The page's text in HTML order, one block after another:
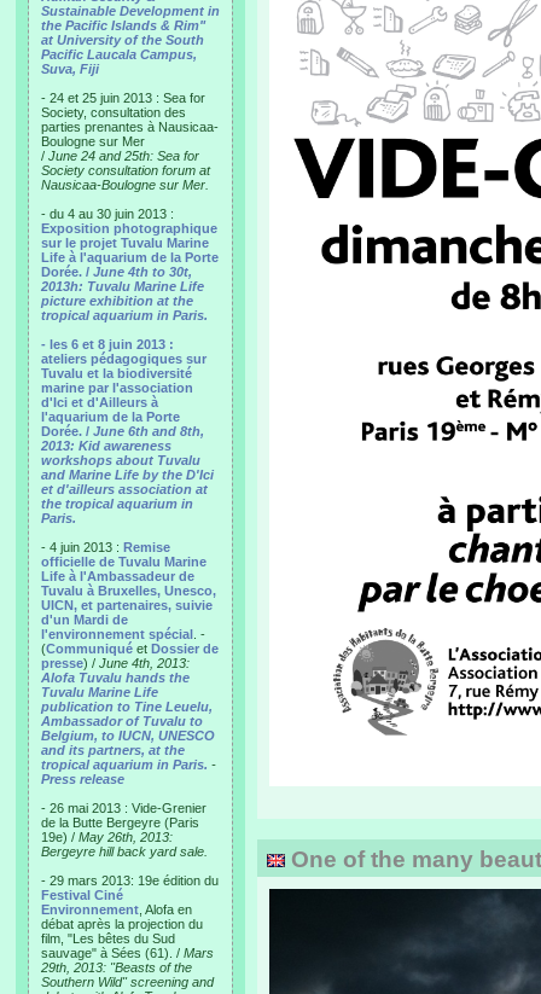
Sustainable Development in
the Pacific Islands & Rim"
at University of the South
Pacific Laucala Campus,
Suva, Fiji
- 24 et 25 juin 2013 : Sea for
Society, consultation des
parties prenantes à Nausicaa-
Boulogne sur Mer
/ June 24 and 25th: Sea for
Society consultation forum at
Nausicaa-Boulogne sur Mer.
- du 4 au 30 juin 2013 :
Exposition photographique
sur le projet Tuvalu Marine
Life à l'aquarium de la Porte
Dorée. / June 4th to 30t,
2013h: Tuvalu Marine Life
picture exhibition at the
tropical aquarium in Paris.
- les 6 et 8 juin 2013 :
ateliers pédagogiques sur
Tuvalu et la biodiversité
marine par l'association
d'Ici et d'Ailleurs à
l'aquarium de la Porte
Dorée. / June 6th and 8th,
2013: Kid awareness
workshops about Tuvalu
and Marine Life by the D'Ici
et d'ailleurs association at
the tropical aquarium in
Paris.
- 4 juin 2013 : Remise
officielle de Tuvalu Marine
Life à l'Ambassadeur de
Tuvalu à Bruxelles, Unesco,
UICN, et partenaires, suivie
d'un Mardi de
l'environnement spécial . -
(Communiqué et Dossier de
presse) / June 4th, 2013:
Alofa Tuvalu hands the
Tuvalu Marine Life
publication to Tine Leuelu,
Ambassador of Tuvalu to
Belgium, to IUCN, UNESCO
and its partners, at the
tropical aquarium in Paris. -
Press release
- 26 mai 2013 : Vide-Grenier
de la Butte Bergeyre (Paris
19e) / May 26th, 2013:
Bergeyre hill back yard sale.
- 29 mars 2013: 19e édition du
Festival Ciné
Environnement , Alofa en
débat après la projection du
film, "Les bêtes du Sud
sauvage" à Sées (61). / Mars
29th, 2013: "Beasts of the
Southern Wild" screening and
One of the many